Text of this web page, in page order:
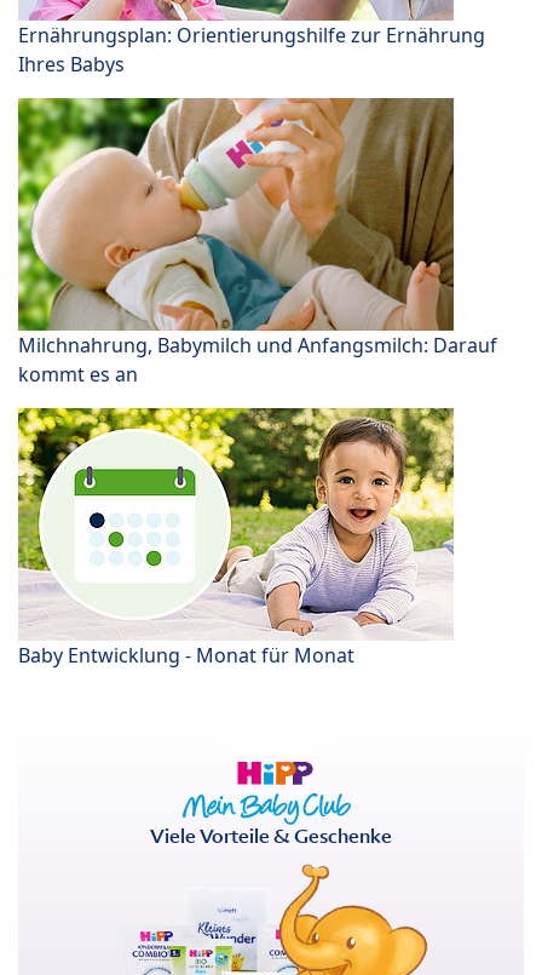
Ernährungsplan: Orientierungshilfe zur Ernährung
Ihres Babys
Milchnahrung, Babymilch und Anfangsmilch: Darauf
kommt es an
Baby Entwicklung - Monat für Monat
Viele Vorteile & Geschenke